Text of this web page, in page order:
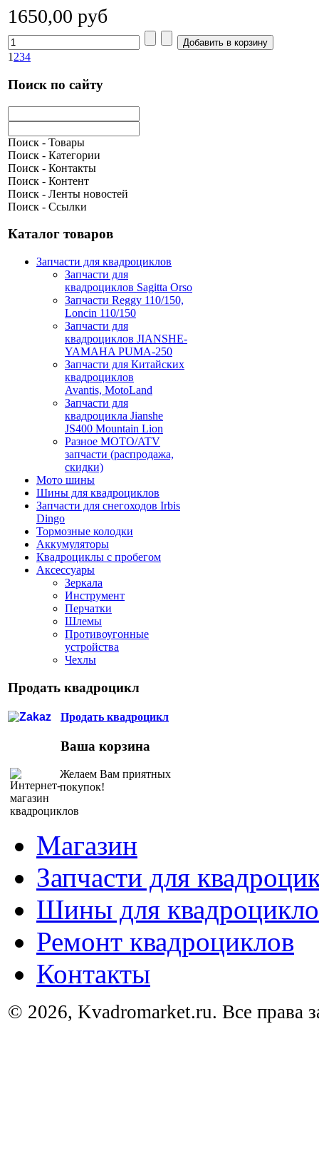
1650,00 руб
1 234
Поиск по сайту
Поиск - Товары
Поиск - Категории
Поиск - Контакты
Поиск - Контент
Поиск - Ленты новостей
Поиск - Ссылки
Каталог товаров
Запчасти для квадроциклов
Запчасти для
квадроциклов Sagitta Orso
Запчасти Reggy 110/150,
Loncin 110/150
Запчасти для
квадроциклов JIANSHE-
YAMAHA PUMA-250
Запчасти для Китайских
квадроциклов
Avantis, MotoLand
Запчасти для
квадроцикла Jianshe
JS400 Mountain Lion
Разное МОТО/ATV
запчасти (распродажа,
скидки)
Мото шины
Шины для квадроциклов
Запчасти для снегоходов Irbis
Dingo
Тормозные колодки
Аккумуляторы
Квадроциклы с пробегом
Аксессуары
Зеркала
Инструмент
Перчатки
Шлемы
Противоугонные
устройства
Чехлы
Продать квадроцикл
Продать квадроцикл
Ваша корзина
Желаем Вам приятных
покупок!
Магазин
Запчасти для
Шины для
Ремонт квадроциклов
Контакты
© 2026, Kvadromarket.ru. Все права